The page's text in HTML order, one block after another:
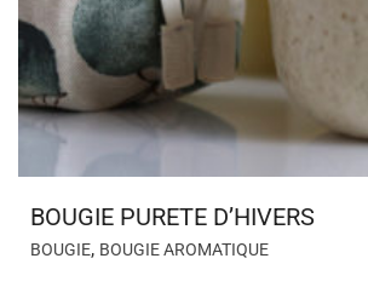
BOUGIE PURETE D’HIVERS
BOUGIE, BOUGIE AROMATIQUE